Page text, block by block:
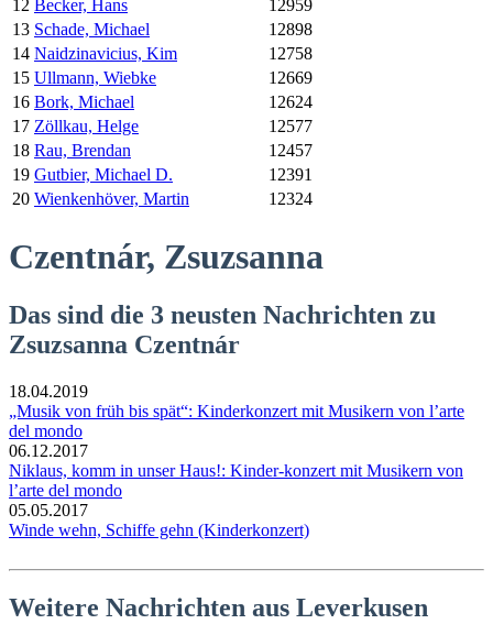
12 Becker, Hans
12959
13 Schade, Michael
12898
14 Naidzinavicius, Kim
12758
15 Ullmann, Wiebke
12669
16 Bork, Michael
12624
17 Zöllkau, Helge
12577
18 Rau, Brendan
12457
19 Gutbier, Michael D.
12391
20 Wienkenhöver, Martin 12324
Czentnár, Zsuzsanna
Das sind die 3 neusten Nachrichten zu
Zsuzsanna Czentnár
18.04.2019
„Musik von früh bis spät“: Kinderkonzert mit Musikern von l’arte
del mondo
06.12.2017
Niklaus, komm in unser Haus!: Kinder-konzert mit Musikern von
l’arte del mondo
05.05.2017
Winde wehn, Schiffe gehn (Kinderkonzert)
Weitere Nachrichten aus Leverkusen